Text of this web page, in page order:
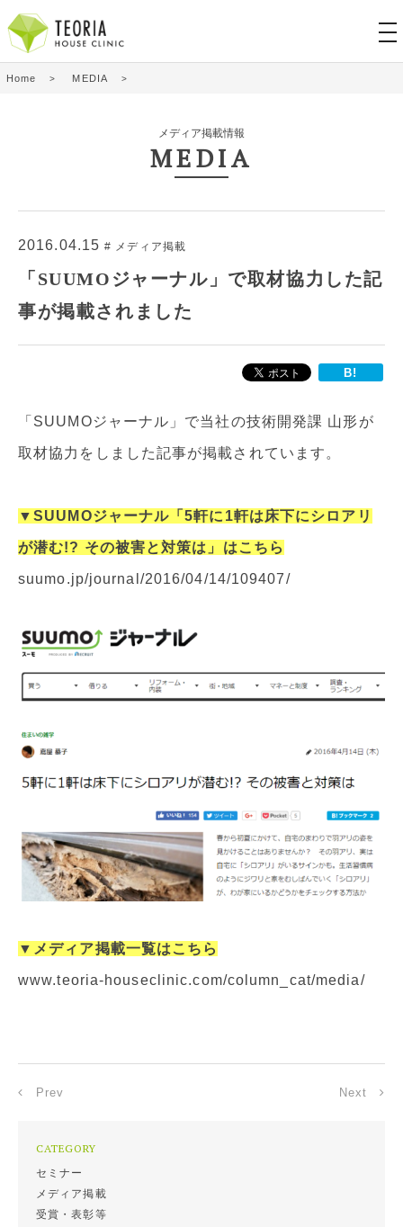
Home MEDIA
メディア掲載情報
MEDIA
2016.04.15 メディア掲載
「SUUMOジャーナル」で取材協力した記
事が掲載されました
B!
「SUUMOジャーナル」で当社の技術開発課 山形が
取材協力をしました記事が掲載されています。
▼SUUMOジャーナル「5軒に1軒は床下にシロアリ
が潜む!? その被害と対策は」はこちら
suumo.jp/journal/2016/04/14/109407/
▼メディア掲載一覧はこちら
www.teoria-houseclinic.com/column_cat/media/
Prev Next
CATEGORY
セミナー
メディア掲載
受賞・表彰等